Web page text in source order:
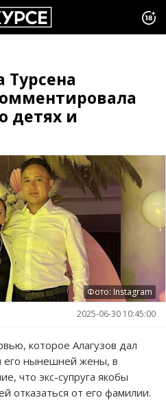
Турсена
детях и
Фото: Instagram
2025-06-30 10:45:00
которое Алагузов дал
его нынешней жены, в
что экс-супруга якобы
отказаться от его фамилии.